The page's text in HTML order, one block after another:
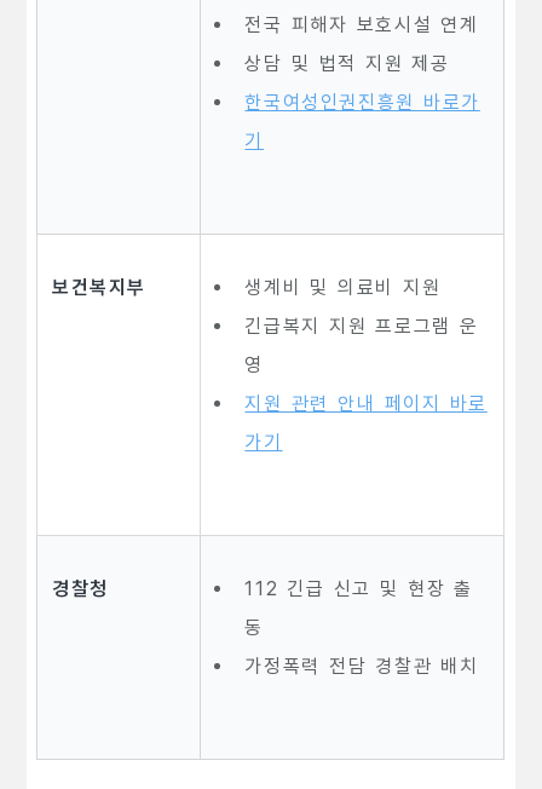
전국 피해자 보호시설 연계
상담 및 법적 지원 제공
한국여성인권진흥원 바로가
기
보건복지부
생계비 및 의료비 지원
긴급복지 지원 프로그램 운
영
지원 관련 안내 페이지 바로
가기
경찰청
112 긴급 신고 및 현장 출
동
가정폭력 전담 경찰관 배치